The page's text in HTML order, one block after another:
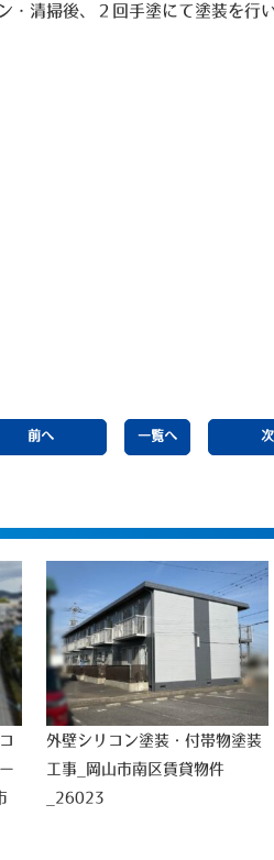
・清掃後、２回手塗にて塗装を行い
前へ 一覧へ
外壁シリコン塗装・付帯物塗装
工事_岡山市南区賃貸物件
_26023